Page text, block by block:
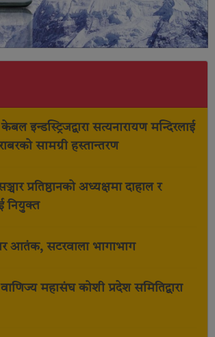
इन्डस्ट्रिजद्वारा सत्यनारायण मन्दिरलाई
सामग्री हस्तान्तरण
प्रतिष्ठानको अध्यक्षमा दाहाल र
नियुक्त
आतंक, सटरवाला भागाभाग
महासंघ कोशी प्रदेश समितिद्वारा